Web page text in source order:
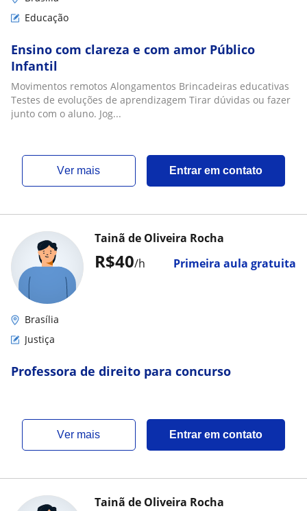
Educação
Ensino com clareza e com amor Público
Infantil
Movimentos remotos Alongamentos Brincadeiras educativas
Testes de evoluções de aprendizagem Tirar dúvidas ou fazer
junto com o aluno. Jog...
ver mais Entrar em contato
R$40/h Primeira aula gratuita
Tainã de Oliveira Rocha
Brasília
Justiça
Professora de direito para concurso
ver mais Entrar em contato
Tainã de Oliveira Rocha